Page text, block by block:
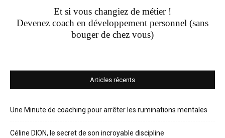
Et si vous changiez de métier !
Devenez coach en développement personnel (sans
bouger de chez vous)
Articles récents
Une Minute de coaching pour arrêter les ruminations mentales
Céline DION, le secret de son incroyable discipline